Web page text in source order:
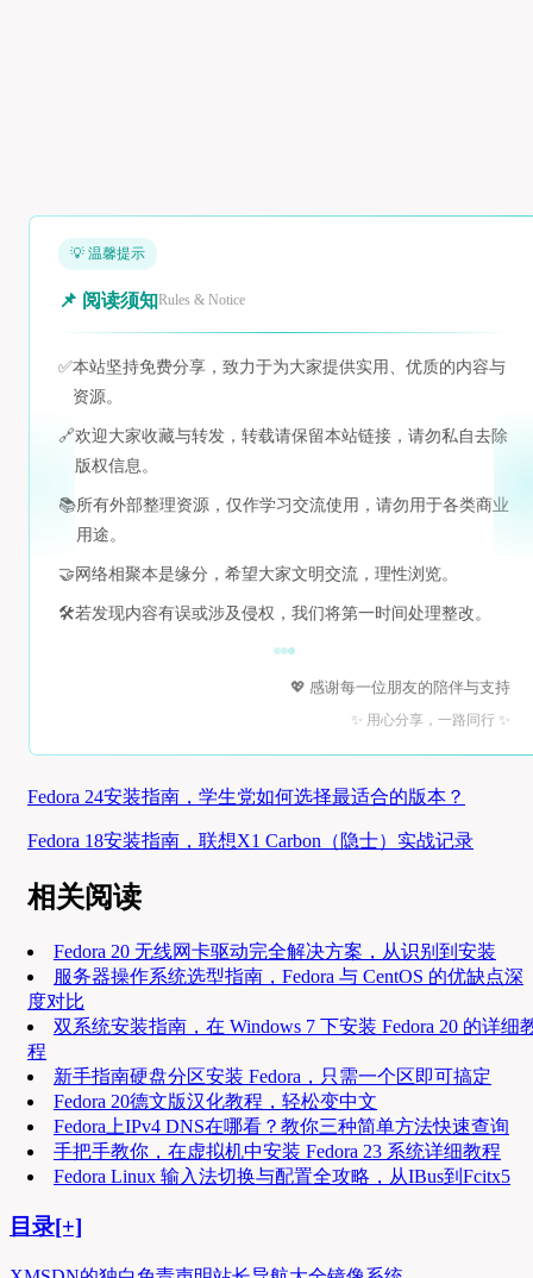
💡 温馨提示
📌 阅读须知Rules & Notice
✅本站坚持免费分享，致力于为大家提供实用、优质的内容与
资源。
🔗欢迎大家收藏与转发，转载请保留本站链接，请勿私自去除
版权信息。
📚所有外部整理资源，仅作学习交流使用，请勿用于各类商业
用途。
🤝 网络相聚本是缘分，希望大家文明交流，理性浏览。
🛠️若发现内容有误或涉及侵权，我们将第一时间处理整改。
💖 感谢每一位朋友的陪伴与支持
✨ 用心分享，一路同行 ✨
Fedora 24安装指南，学生党如何选择最适合的版本？
Fedora 18安装指南，联想X1 Carbon（隐士）实战记录
相关阅读
Fedora 20 无线网卡驱动完全解决方案，从识别到安装
服务器操作系统选型指南，Fedora 与 CentOS 的优缺点深
度对比
双系统安装指南，在 Windows 7 下安装 Fedora 20 的详细
程
新手指南硬盘分区安装 Fedora，只需一个区即可搞定
Fedora 20德文版汉化教程，轻松变中文
Fedora上IPv4 DNS在哪看？教你三种简单方法快速查询
手把手教你，在虚拟机中安装 Fedora 23 系统详细教程
Fedora Linux 输入法切换与配置全攻略，从IBus到Fcitx5
目录[+]